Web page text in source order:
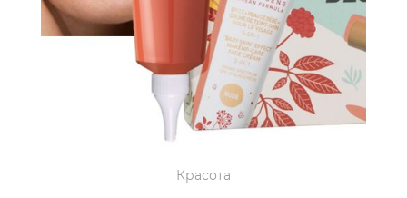
Красота